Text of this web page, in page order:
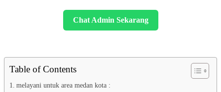
Chat Admin Sekarang
Table of Contents
melayani untuk area medan kota :